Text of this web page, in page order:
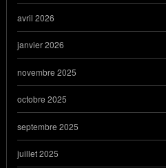
avril 2026
janvier 2026
novembre 2025
octobre 2025
septembre 2025
juillet 2025